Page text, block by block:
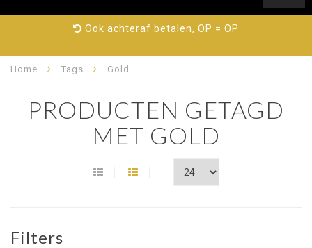
Ook achteraf betalen, OP = OP
Home Tags Gold
PRODUCTEN GETAGD
MET GOLD
Filters